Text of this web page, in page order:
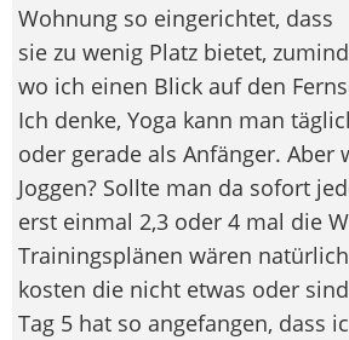
Wohnung so eingerichtet, dass
sie zu wenig Platz bietet,
wo ich einen Blick auf den
Ich denke, Yoga kann man
oder gerade als Anfänger. Aber
Joggen? Sollte man da sofort
erst einmal 2,3 oder 4 mal die
Trainingsplänen wären
kosten die nicht etwas oder
Tag 5 hat so angefangen, dass